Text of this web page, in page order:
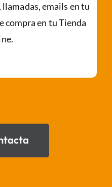
emails en tu
compra en tu Tienda